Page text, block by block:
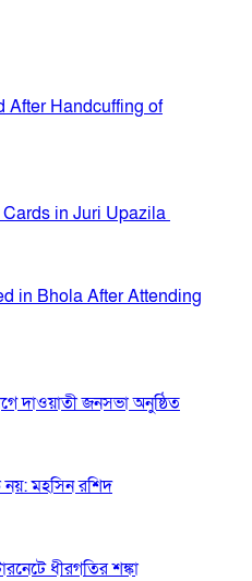
After Handcuffing of
in Juri Upazila
in Bhola After Attending
দাওয়াতী জনসভা অনুষ্ঠিত
মহসিন রশিদ
ধীরগতির শঙ্কা